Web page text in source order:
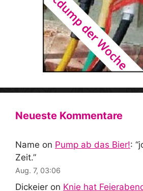
Neueste Kommentare
Name on Pump ab das Bier!: “
Zeit.”
Aug. 7, 03:06
Dickeier on Knie hat